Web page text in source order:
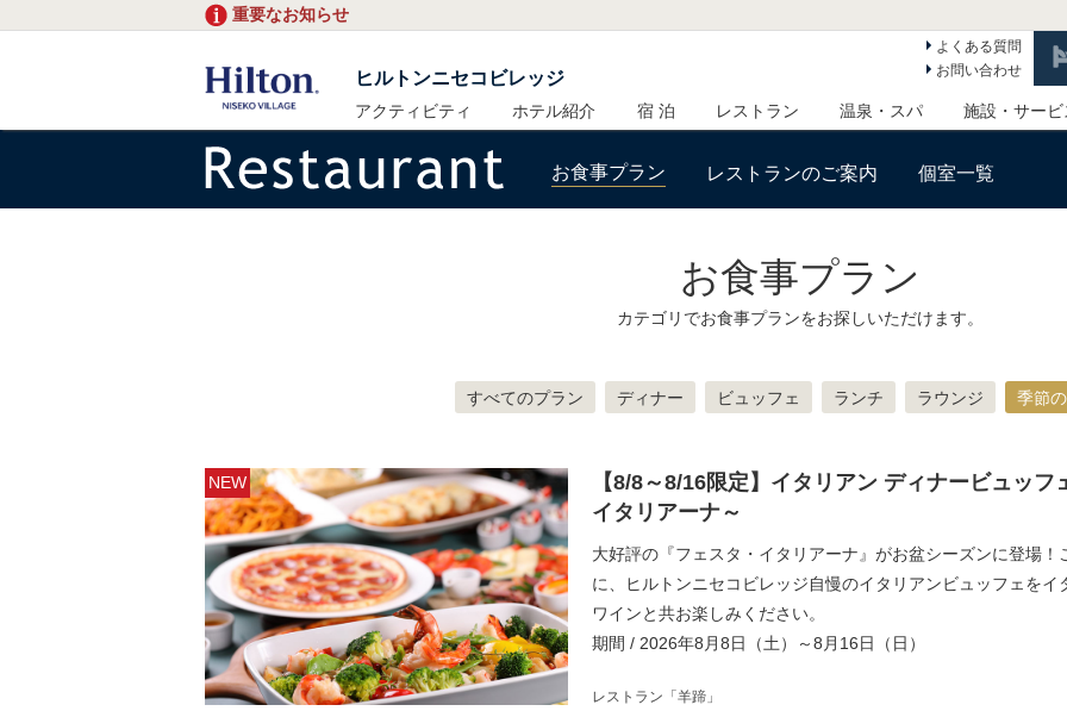
重要なお知らせ
ヒルトンニセコビレッジ
よくある質問
お問い合わせ
アクティビティ ホテル紹介 宿 泊 レストラン 温泉・スパ 施設・サービ
お食事プラン レストランのご案内 個室一覧
お食事プラン
カテゴリでお食事プランをお探しいただけます。
すべてのプラン ディナー ビュッフェ ランチ ラウンジ 季節
NEW
【8/8～8/16限定】イタリアン ディナービュ
イタリアーナ～
大好評の『フェスタ・イタリアーナ』がお盆シーズンに登場！
に、ヒルトンニセコビレッジ自慢のイタリアンビュッフェをイ
ワインと共お楽しみください。
期間 / 2026年8月8日（土）～8月16日（日）
レストラン「羊蹄」